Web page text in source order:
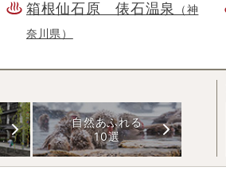
箱根仙石原 俵石温泉
（神
奈川県）
自然あふれる
10選